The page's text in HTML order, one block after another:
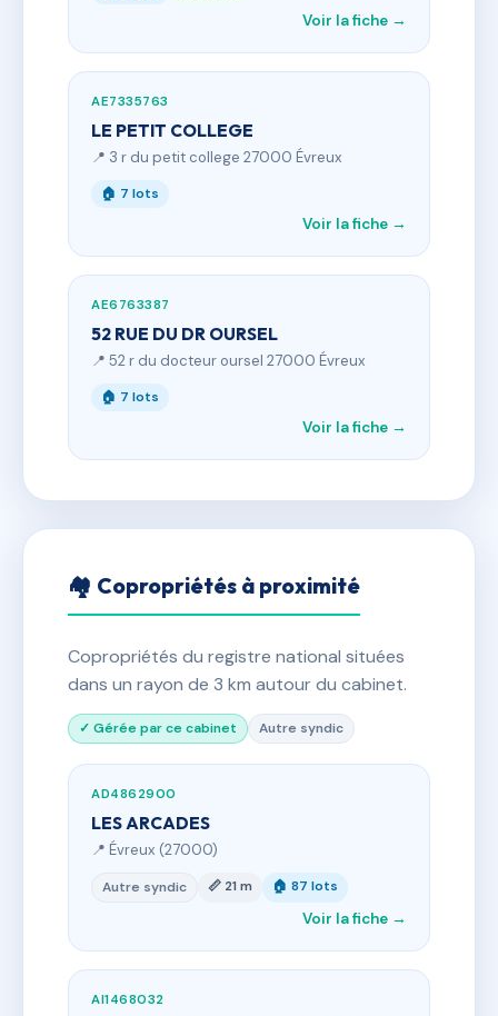
Voir la fiche →
AE7335763
LE PETIT COLLEGE
📍 3 r du petit college 27000 Évreux
🏠 7 lots
Voir la fiche →
AE6763387
52 RUE DU DR OURSEL
📍 52 r du docteur oursel 27000 Évreux
🏠 7 lots
Voir la fiche →
🏘 Copropriétés à proximité
Copropriétés du registre national situées
dans un rayon de 3 km autour du cabinet.
✓ Gérée par ce cabinet Autre syndic
AD4862900
LES ARCADES
📍 Évreux (27000)
Autre syndic 📏 21 m 🏠 87 lots
Voir la fiche →
AI1468032